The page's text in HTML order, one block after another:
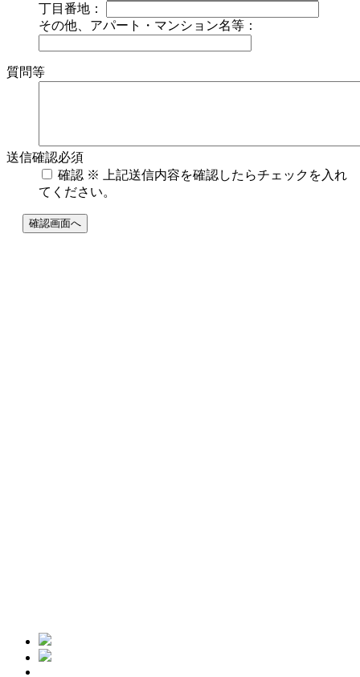
丁目番地：
その他、アパート・マンション名等：
質問等
送信確認必須
確認 ※ 上記送信内容を確認したらチェックを入れ
てください。